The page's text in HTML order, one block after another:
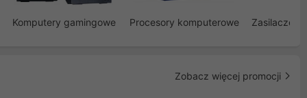
Komputery gamingowe Procesory komputerowe Zasilacze
Zobacz więcej promocji